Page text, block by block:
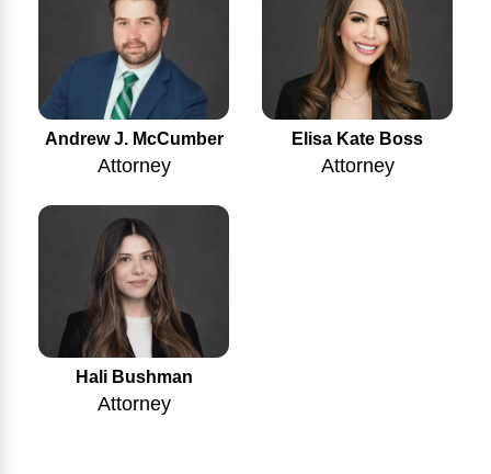
Andrew J. McCumber
Attorney
Elisa Kate Boss
Attorney
Hali Bushman
Attorney